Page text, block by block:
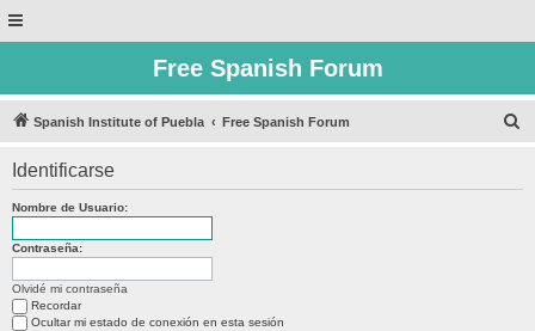
Free Spanish Forum
Spanish Institute of Puebla Free Spanish Forum
Identificarse
Nombre de Usuario:
Contraseña:
Olvidé mi contraseña
Recordar
Ocultar mi estado de conexión en esta sesión